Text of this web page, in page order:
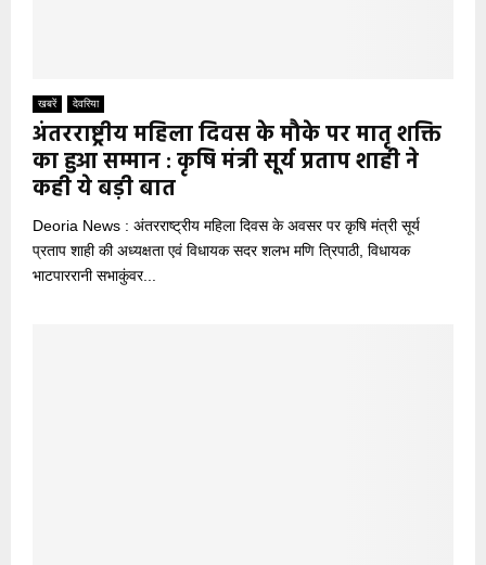
खबरें देवरिया
अंतरराष्ट्रीय महिला दिवस के मौके पर मातृ शक्ति
का हुआ सम्मान : कृषि मंत्री सूर्य प्रताप शाही ने
कही ये बड़ी बात
Deoria News : अंतरराष्ट्रीय महिला दिवस के अवसर पर कृषि मंत्री सूर्य
प्रताप शाही की अध्यक्षता एवं विधायक सदर शलभ मणि त्रिपाठी, विधायक
भाटपाररानी सभाकुंवर...